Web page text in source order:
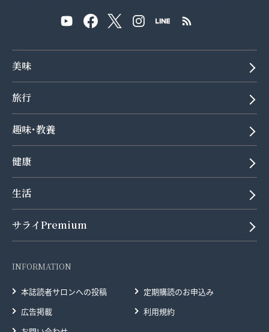
美味
旅行
趣味･教養
健康
生活
サライPremium
INFORMATION
本誌読者サロンへの投稿
定期購読のお申込み
広告掲載
利用規約